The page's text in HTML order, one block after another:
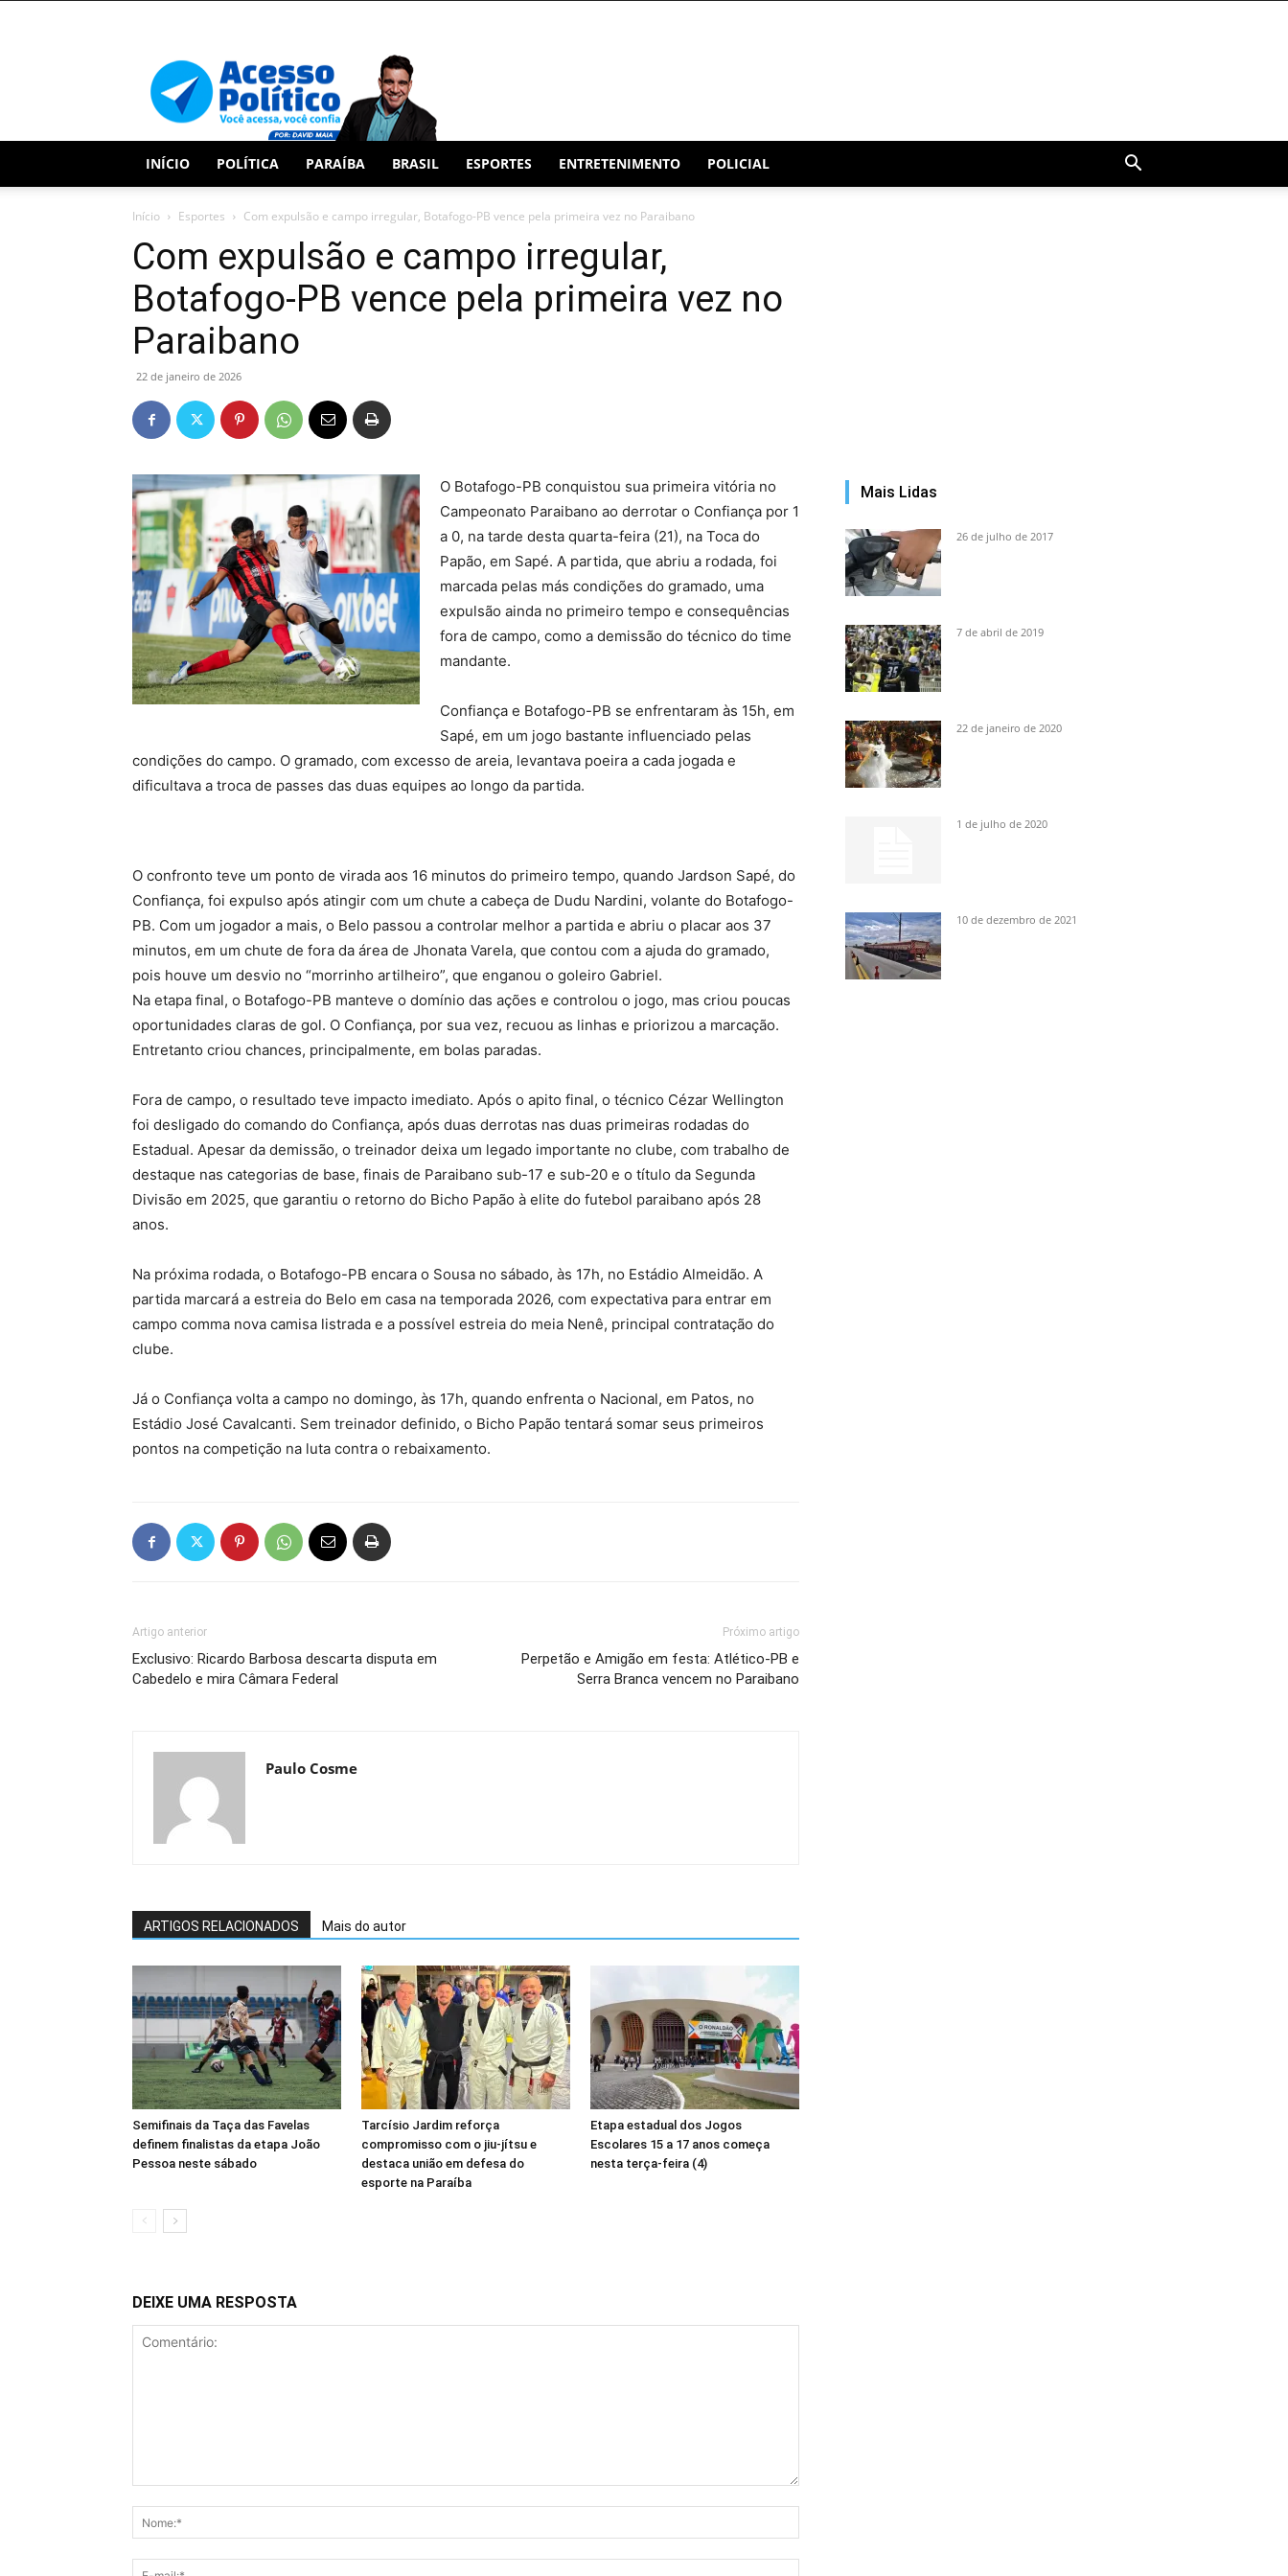
INÍCIO POLÍTICA PARAÍBA BRASIL ESPORTES ENTRETENIMENTO POLICIAL
Início Esportes Com expulsão e campo irregular, Botafogo-PB vence pela primeira vez no Paraibano
Com expulsão e campo irregular,
Botafogo-PB vence pela primeira vez no
Paraibano
22 de janeiro de 2026
O Botafogo-PB conquistou sua primeira vitória no
Campeonato Paraibano ao derrotar o Confiança por 1
a 0, na tarde desta quarta-feira (21), na Toca do
Papão, em Sapé. A partida, que abriu a rodada, foi
marcada pelas más condições do gramado, uma
expulsão ainda no primeiro tempo e consequências
fora de campo, como a demissão do técnico do time
mandante.
Confiança e Botafogo-PB se enfrentaram às 15h, em
Sapé, em um jogo bastante influenciado pelas
condições do campo. O gramado, com excesso de areia, levantava poeira a cada jogada e
dificultava a troca de passes das duas equipes ao longo da partida.
O confronto teve um ponto de virada aos 16 minutos do primeiro tempo, quando Jardson Sapé, do
Confiança, foi expulso após atingir com um chute a cabeça de Dudu Nardini, volante do Botafogo-
PB. Com um jogador a mais, o Belo passou a controlar melhor a partida e abriu o placar aos 37
minutos, em um chute de fora da área de Jhonata Varela, que contou com a ajuda do gramado,
pois houve um desvio no “morrinho artilheiro”, que enganou o goleiro Gabriel.
Na etapa final, o Botafogo-PB manteve o domínio das ações e controlou o jogo, mas criou poucas
oportunidades claras de gol. O Confiança, por sua vez, recuou as linhas e priorizou a marcação.
Entretanto criou chances, principalmente, em bolas paradas.
Fora de campo, o resultado teve impacto imediato. Após o apito final, o técnico Cézar Wellington
foi desligado do comando do Confiança, após duas derrotas nas duas primeiras rodadas do
Estadual. Apesar da demissão, o treinador deixa um legado importante no clube, com trabalho de
destaque nas categorias de base, finais de Paraibano sub-17 e sub-20 e o título da Segunda
Divisão em 2025, que garantiu o retorno do Bicho Papão à elite do futebol paraibano após 28
anos.
Na próxima rodada, o Botafogo-PB encara o Sousa no sábado, às 17h, no Estádio Almeidão. A
partida marcará a estreia do Belo em casa na temporada 2026, com expectativa para entrar em
campo comma nova camisa listrada e a possível estreia do meia Nenê, principal contratação do
clube.
Já o Confiança volta a campo no domingo, às 17h, quando enfrenta o Nacional, em Patos, no
Estádio José Cavalcanti. Sem treinador definido, o Bicho Papão tentará somar seus primeiros
pontos na competição na luta contra o rebaixamento.
Artigo anterior
Exclusivo: Ricardo Barbosa descarta disputa em
Cabedelo e mira Câmara Federal
Próximo artigo
Perpetão e Amigão em festa: Atlético-PB e
Serra Branca vencem no Paraibano
Paulo Cosme
ARTIGOS RELACIONADOS Mais do autor
Semifinais da Taça das Favelas
definem finalistas da etapa João
Pessoa neste sábado
Tarcísio Jardim reforça
compromisso com o jiu-jítsu e
destaca união em defesa do
esporte na Paraíba
Etapa estadual dos Jogos
Escolares 15 a 17 anos começa
nesta terça-feira (4)
DEIXE UMA RESPOSTA
Mais Lidas
26 de julho de 2017
7 de abril de 2019
22 de janeiro de 2020
1 de julho de 2020
10 de dezembro de 2021